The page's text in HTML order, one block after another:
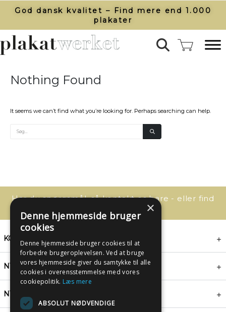
God dansk kvalitet – Find mere end 1.000
plakater​
Nothing Found
It seems we can’t find what you’re looking for. Perhaps searching can help.
Har du spørgsmål, så kontakt os bare - eller find
KONTAKT
NYHEDSBREV
NYTTIGE LINKS
×
Denne hjemmeside bruger
cookies
Denne hjemmeside bruger cookies til at
forbedre brugeroplevelsen. Ved at bruge
vores hjemmeside giver du samtykke til alle
cookies i overensstemmelse med vores
cookiepolitik. Læs mere
ABSOLUT NØDVENDIGE